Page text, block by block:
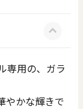
専用の、ガラ
やかな輝きで